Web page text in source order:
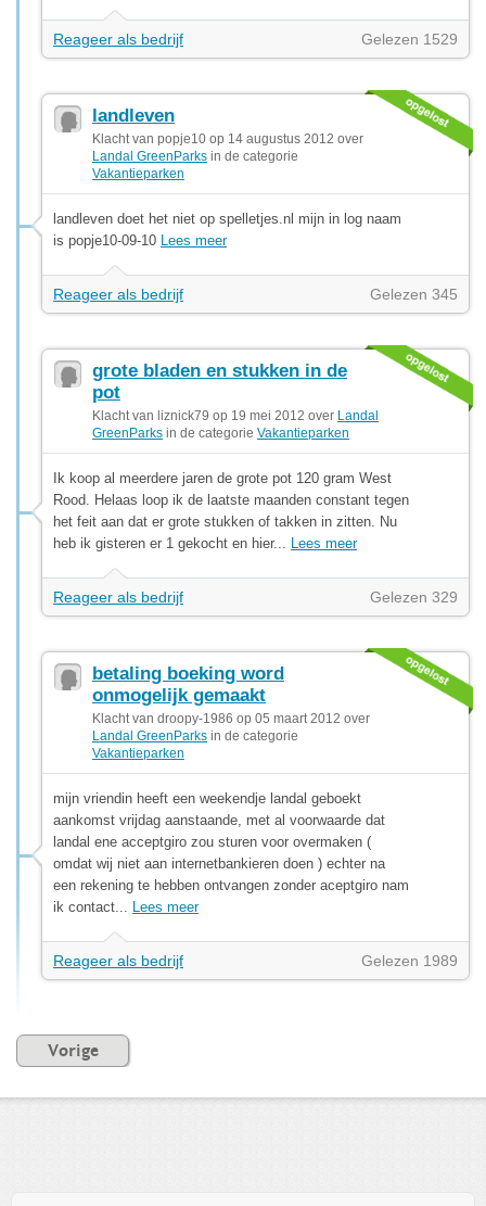
Reageer als bedrijf Gelezen 1529
landleven
Klacht van popje10 op 14 augustus 2012 over
Landal GreenParks in de categorie
Vakantieparken
landleven doet het niet op spelletjes.nl mijn in log naam
is popje10-09-10 Lees meer
Reageer als bedrijf Gelezen 345
grote bladen en stukken in de
pot
Klacht van liznick79 op 19 mei 2012 over Landal
GreenParks in de categorie Vakantieparken
Ik koop al meerdere jaren de grote pot 120 gram West
Rood. Helaas loop ik de laatste maanden constant tegen
het feit aan dat er grote stukken of takken in zitten. Nu
heb ik gisteren er 1 gekocht en hier... Lees meer
Reageer als bedrijf Gelezen 329
betaling boeking word
onmogelijk gemaakt
Klacht van droopy-1986 op 05 maart 2012 over
Landal GreenParks in de categorie
Vakantieparken
mijn vriendin heeft een weekendje landal geboekt
aankomst vrijdag aanstaande, met al voorwaarde dat
landal ene acceptgiro zou sturen voor overmaken (
omdat wij niet aan internetbankieren doen ) echter na
een rekening te hebben ontvangen zonder aceptgiro nam
ik contact... Lees meer
Reageer als bedrijf Gelezen 1989
Vorige